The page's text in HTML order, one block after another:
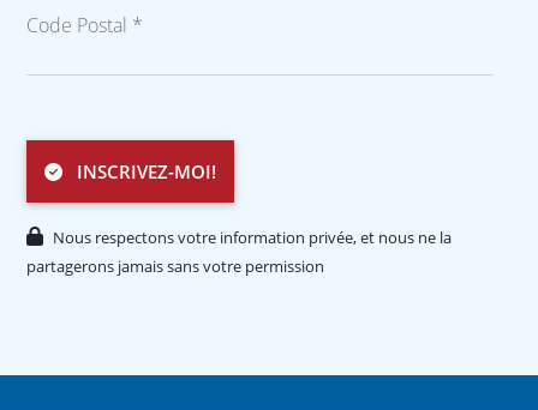
Code Postal *
INSCRIVEZ-MOI!
Nous respectons votre information privée, et nous ne la
partagerons jamais sans votre permission